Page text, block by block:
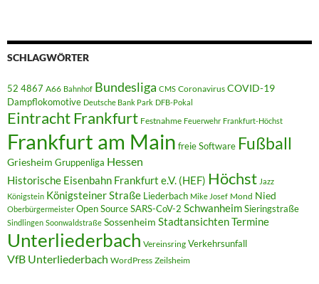
SCHLAGWÖRTER
52 4867 A66 Bahnhof Bundesliga CMS Coronavirus COVID-19
Dampflokomotive Deutsche Bank Park DFB-Pokal
Eintracht Frankfurt Festnahme Feuerwehr Frankfurt-Höchst
Frankfurt am Main freie Software Fußball
Griesheim Gruppenliga Hessen
Historische Eisenbahn Frankfurt e.V. (HEF) Höchst Jazz
Königstein Königsteiner Straße Liederbach Mike Josef Mond Nied
Oberbürgermeister Open SourceSARS-CoV-2 SchwanheimSieringstraße
Sindlingen Soonwaldstraße Sossenheim StadtansichtenTermine
Unterliederbach Vereinsring Verkehrsunfall
VfB Unterliederbach WordPress Zeilsheim